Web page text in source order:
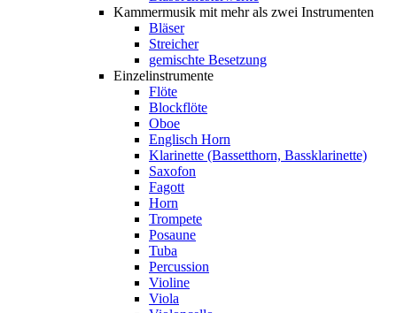
Kammermusik mit mehr als zwei Instrumenten
Bläser
Streicher
gemischte Besetzung
Einzelinstrumente
Flöte
Blockflöte
Oboe
Englisch Horn
Klarinette (Bassetthorn, Bassklarinette)
Saxofon
Fagott
Horn
Trompete
Posaune
Tuba
Percussion
Violine
Viola